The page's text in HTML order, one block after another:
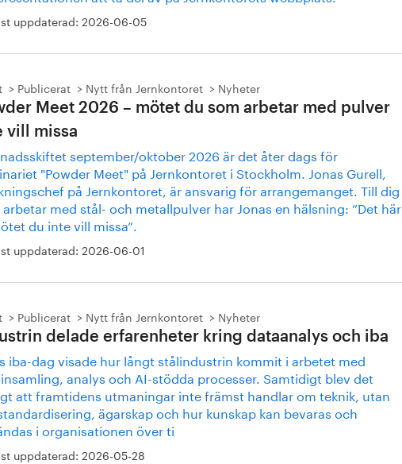
uppdaterad: 2026-06-05
Publicerat Nytt från Jernkontoret Nyheter
Meet 2026 – mötet du som arbetar med pulver
vill missa
september/oktober 2026 är det åter dags för
"Powder Meet" på Jernkontoret i Stockholm. Jonas Gurell,
på Jernkontoret, är ansvarig för arrangemanget. Till dig
med stål- och metallpulver har Jonas en hälsning: ”Det här
du inte vill missa”.
uppdaterad: 2026-06-01
Publicerat Nytt från Jernkontoret Nyheter
delade erfarenheter kring dataanalys och iba
iba-dag visade hur långt stålindustrin kommit i arbetet med
analys och AI-stödda processer. Samtidigt blev det
att framtidens utmaningar inte främst handlar om teknik, utan
ägarskap och hur kunskap kan bevaras och
i organisationen över ti
uppdaterad: 2026-05-28